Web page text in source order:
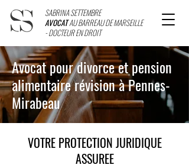
SABRINA SETTEMBRE
AVOCATAU BARREAU DE MARSEILLE
- DOCTEUR EN DROIT
Avocat pour divorce et pension
alimentaire révision à Pennes-
Mirabeau
VOTRE PROTECTION JURIDIQUE
ASSUREE